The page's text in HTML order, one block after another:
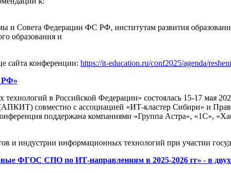
и Совета Федерации ФС РФ, институтам развития
образования и
сайта конференции: https://it-education.ru/conf2025/agenda/
РФ»
в Российской Федерации» состоялась 15-17 мая
совместно с ассоциацией «ИТ-кластер Сибири» и
поддержана компаниями «Группа Астра», «1С»,
и индустрии информационных технологий при участии
ФГОС СПО по ИТ-направлениям в 2025-2026 гг» - в двух